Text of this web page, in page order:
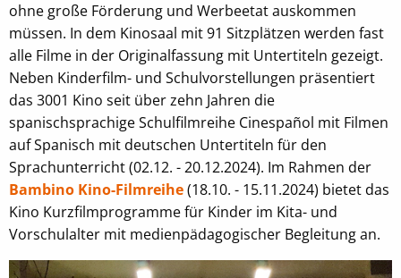
ohne große Förderung und Werbeetat auskommen
müssen. In dem Kinosaal mit 91 Sitzplätzen werden fast
alle Filme in der Originalfassung mit Untertiteln gezeigt.
Neben Kinderfilm- und Schulvorstellungen präsentiert
das 3001 Kino seit über zehn Jahren die
spanischsprachige Schulfilmreihe Cinespañol mit Filmen
auf Spanisch mit deutschen Untertiteln für den
Sprachunterricht (02.12. - 20.12.2024). Im Rahmen der
Bambino Kino-Filmreihe(18.10. - 15.11.2024) bietet das
Kino Kurzfilmprogramme für Kinder im Kita- und
Vorschulalter mit medienpädagogischer Begleitung an.